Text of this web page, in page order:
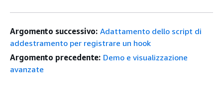
Argomento successivo: Adattamento dello script di
addestramento per registrare un hook
Argomento precedente: Demo e visualizzazione
avanzate